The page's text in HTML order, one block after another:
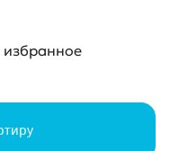
избранное